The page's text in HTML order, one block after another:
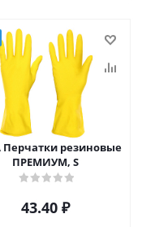
Перчатки резиновые
ПРЕМИУМ, S
43.40 ₽